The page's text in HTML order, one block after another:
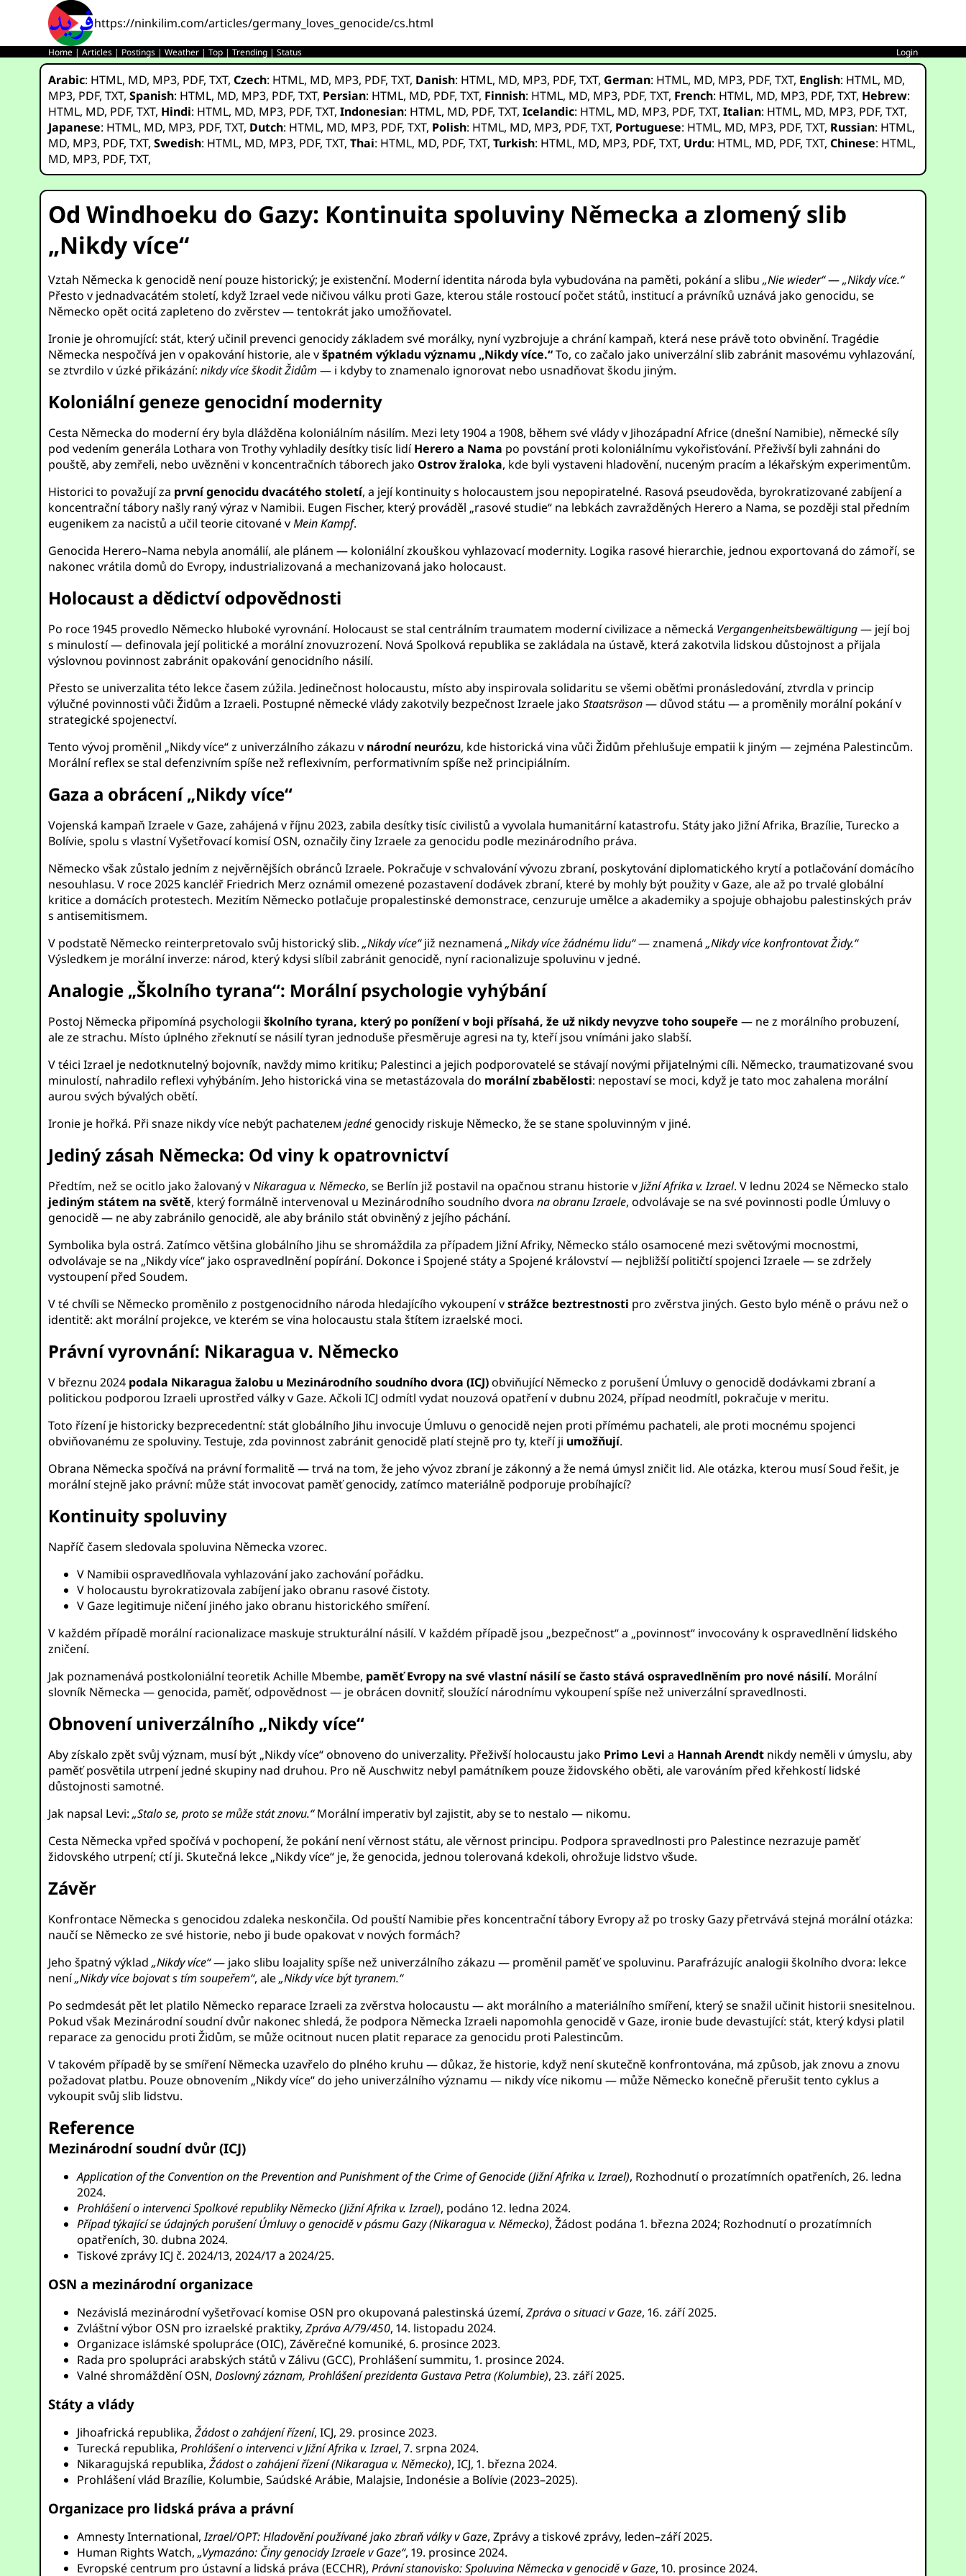
https://ninkilim.com/articles/germany_loves_genocide/cs.html
Home |Articles | Postings |Weather |Top |Trending |Status Login
Arabic: HTML, MD, MP3, PDF,TXT,Czech: HTML, MD, MP3, PDF,TXT, Danish: HTML, MD, MP3, PDF,TXT, German: HTML, MD, MP3, PDF,TXT, English: HTML, MD,
MP3, PDF,TXT,Spanish: HTML, MD, MP3, PDF,TXT, Persian: HTML, MD, PDF,TXT, Finnish: HTML, MD, MP3, PDF,TXT, French: HTML, MD, MP3, PDF,TXT, Hebrew:
HTML, MD, PDF,TXT, Hindi: HTML, MD, MP3, PDF,TXT,Indonesian: HTML, MD, PDF,TXT,Icelandic: HTML, MD, MP3, PDF,TXT,Italian: HTML, MD, MP3, PDF,TXT,
Japanese: HTML, MD, MP3, PDF,TXT, Dutch: HTML, MD, MP3, PDF,TXT, Polish: HTML, MD, MP3, PDF,TXT, Portuguese: HTML, MD, MP3, PDF,TXT, Russian: HTML,
MD, MP3, PDF,TXT,Swedish: HTML, MD, MP3, PDF,TXT,Thai: HTML, MD, PDF,TXT,Turkish: HTML, MD, MP3, PDF,TXT, Urdu: HTML, MD, PDF,TXT,Chinese: HTML,
MD, MP3, PDF,TXT,
Od Windhoeku do Gazy: Kontinuita spoluviny Německa a zlomený slib
„Nikdy více“
Vztah Německa k genocidě není pouze historický; je existenční. Moderní identita národa byla vybudována na paměti, pokání a slibu„Nie wieder“—„Nikdy více.“
Přesto v jednadvacátém století, když Izrael vede ničivou válku proti Gaze, kterou stále rostoucí počet států, institucí a právníků uznává jako genocidu, se
Německo opět ocitá zapleteno do zvěrstev — tentokrát jako umožňovatel.
Ironie je ohromující: stát, který učinil prevenci genocidy základem své morálky, nyní vyzbrojuje a chrání kampaň, která nese právě toto obvinění. Tragédie
Německa nespočívá jen v opakování historie, ale všpatném výkladu významu „Nikdy více.“To, co začalo jako univerzální slib zabránit masovému vyhlazování,
se ztvrdilo v úzké přikázání:nikdy více škodit Židům — i kdyby to znamenalo ignorovat nebo usnadňovat škodu jiným.
Koloniální geneze genocidní modernity
Cesta Německa do moderní éry byla dlážděna koloniálním násilím. Mezi lety 1904 a 1908, během své vlády v Jihozápadní Africe (dnešní Namibie), německé síly
pod vedením generála Lothara von Trothy vyhladily desítky tisíc lidíHerero a Nama po povstání proti koloniálnímu vykořisťování. Přeživší byli zahnáni do
pouště, aby zemřeli, nebo uvězněni v koncentračních táborech jakoOstrov žraloka, kde byli vystaveni hladovění, nuceným pracím a lékařským experimentům.
Historici to považují za první genocidu dvacátého století, a její kontinuity s holocaustem jsou nepopiratelné. Rasová pseudověda, byrokratizované zabíjení a
koncentrační tábory našly raný výraz v Namibii. Eugen Fischer, který prováděl „rasové studie“ na lebkách zavražděných Herero a Nama, se později stal předním
eugenikem za nacistů a učil teorie citované vMein Kampf.
Genocida Herero–Nama nebyla anomálií, ale plánem — koloniální zkouškou vyhlazovací modernity. Logika rasové hierarchie, jednou exportovaná do zámoří, se
nakonec vrátila domů do Evropy, industrializovaná a mechanizovaná jako holocaust.
Holocaust a dědictví odpovědnosti
Po roce 1945 provedlo Německo hluboké vyrovnání. Holocaust se stal centrálním traumatem moderní civilizace a německá Vergangenheitsbewältigung— její boj
s minulostí — definovala její politické a morální znovuzrození. Nová Spolková republika se zakládala na ústavě, která zakotvila lidskou důstojnost a přijala
výslovnou povinnost zabránit opakování genocidního násilí.
Přesto se univerzalita této lekce časem zúžila. Jedinečnost holocaustu, místo aby inspirovala solidaritu se všemi oběťmi pronásledování, ztvrdla v princip
výlučné povinnosti vůči Židům a Izraeli. Postupné německé vlády zakotvily bezpečnost Izraele jakoStaatsräson— důvod státu — a proměnily morální pokání v
strategické spojenectví.
Tento vývoj proměnil „Nikdy více“ z univerzálního zákazu v národní neurózu, kde historická vina vůči Židům přehlušuje empatii k jiným — zejména Palestincům.
Morální reflex se stal defenzivním spíše než reflexivním, performativním spíše než principiálním.
Gaza a obrácení „Nikdy více“
Vojenská kampaň Izraele v Gaze, zahájená v říjnu 2023, zabila desítky tisíc civilistů a vyvolala humanitární katastrofu. Státy jako Jižní Afrika, Brazílie, Turecko a
Bolívie, spolu s vlastní Vyšetřovací komisí OSN, označily činy Izraele za genocidu podle mezinárodního práva.
Německo však zůstalo jedním z nejvěrnějších obránců Izraele. Pokračuje v schvalování vývozu zbraní, poskytování diplomatického krytí a potlačování domácího
nesouhlasu. V roce 2025 kancléř Friedrich Merz oznámil omezené pozastavení dodávek zbraní, které by mohly být použity v Gaze, ale až po trvalé globální
kritice a domácích protestech. Mezitím Německo potlačuje propalestinské demonstrace, cenzuruje umělce a akademiky a spojuje obhajobu palestinských práv
s antisemitismem.
V podstatě Německo reinterpretovalo svůj historický slib.„Nikdy více“již neznamená„Nikdy více žádnému lidu“— znamená„Nikdy více konfrontovat Židy.“
Výsledkem je morální inverze: národ, který kdysi slíbil zabránit genocidě, nyní racionalizuje spoluvinu v jedné.
Analogie „Školního tyrana“: Morální psychologie vyhýbání
Postoj Německa připomíná psychologiiškolního tyrana, který po ponížení v boji přísahá, že už nikdy nevyzve toho soupeře — ne z morálního probuzení,
ale ze strachu. Místo úplného zřeknutí se násilí tyran jednoduše přesměruje agresi na ty, kteří jsou vnímáni jako slabší.
V téici Izrael je nedotknutelný bojovník, navždy mimo kritiku; Palestinci a jejich podporovatelé se stávají novými přijatelnými cíli. Německo, traumatizované svou
minulostí, nahradilo reflexi vyhýbáním. Jeho historická vina se metastázovala do morální zbabělosti: nepostaví se moci, když je tato moc zahalena morální
aurou svých bývalých obětí.
Ironie je hořká. Při snaze nikdy více nebýt pachatелемjedné genocidy riskuje Německo, že se stane spoluvinným v jiné.
Jediný zásah Německa: Od viny k opatrovnictví
Předtím, než se ocitlo jako žalovaný vNikaragua v. Německo, se Berlín již postavil na opačnou stranu historie vJižní Afrika v. Izrael. V lednu 2024 se Německo stalo
jediným státem na světě, který formálně intervenoval u Mezinárodního soudního dvorana obranu Izraele, odvolávaje se na své povinnosti podle Úmluvy o
genocidě — ne aby zabránilo genocidě, ale aby bránilo stát obviněný z jejího páchání.
Symbolika byla ostrá. Zatímco většina globálního Jihu se shromáždila za případem Jižní Afriky, Německo stálo osamocené mezi světovými mocnostmi,
odvolávaje se na „Nikdy více“ jako ospravedlnění popírání. Dokonce i Spojené státy a Spojené království — nejbližší političtí spojenci Izraele — se zdržely
vystoupení před Soudem.
V té chvíli se Německo proměnilo z postgenocidního národa hledajícího vykoupení vstrážce beztrestnosti pro zvěrstva jiných. Gesto bylo méně o právu než o
identitě: akt morální projekce, ve kterém se vina holocaustu stala štítem izraelské moci.
Právní vyrovnání: Nikaragua v. Německo
V březnu 2024 podala Nikaragua žalobu u Mezinárodního soudního dvora (ICJ)obviňující Německo z porušení Úmluvy o genocidě dodávkami zbraní a
politickou podporou Izraeli uprostřed války v Gaze. Ačkoli ICJ odmítl vydat nouzová opatření v dubnu 2024, případ neodmítl, pokračuje v meritu.
Toto řízení je historicky bezprecedentní: stát globálního Jihu invocuje Úmluvu o genocidě nejen proti přímému pachateli, ale proti mocnému spojenci
obviňovanému ze spoluviny. Testuje, zda povinnost zabránit genocidě platí stejně pro ty, kteří ji umožňují.
Obrana Německa spočívá na právní formalitě — trvá na tom, že jeho vývoz zbraní je zákonný a že nemá úmysl zničit lid. Ale otázka, kterou musí Soud řešit, je
morální stejně jako právní: může stát invocovat paměť genocidy, zatímco materiálně podporuje probíhající?
Kontinuity spoluviny
Napříč časem sledovala spoluvina Německa vzorec.
V Namibii ospravedlňovala vyhlazování jako zachování pořádku.
V holocaustu byrokratizovala zabíjení jako obranu rasové čistoty.
V Gaze legitimuje ničení jiného jako obranu historického smíření.
V každém případě morální racionalizace maskuje strukturální násilí. V každém případě jsou „bezpečnost“ a „povinnost“ invocovány k ospravedlnění lidského
zničení.
Jak poznamenává postkoloniální teoretik Achille Mbembe, paměť Evropy na své vlastní násilí se často stává ospravedlněním pro nové násilí. Morální
slovník Německa — genocida, paměť, odpovědnost — je obrácen dovnitř, sloužící národnímu vykoupení spíše než univerzální spravedlnosti.
Obnovení univerzálního „Nikdy více“
Aby získalo zpět svůj význam, musí být „Nikdy více“ obnoveno do univerzality. Přeživší holocaustu jako Primo Levi a Hannah Arendt nikdy neměli v úmyslu, aby
paměť posvětila utrpení jedné skupiny nad druhou. Pro ně Auschwitz nebyl památníkem pouze židovského oběti, ale varováním před křehkostí lidské
důstojnosti samotné.
Jak napsal Levi:„Stalo se, proto se může stát znovu.“Morální imperativ byl zajistit, aby se to nestalo — nikomu.
Cesta Německa vpřed spočívá v pochopení, že pokání není věrnost státu, ale věrnost principu. Podpora spravedlnosti pro Palestince nezrazuje paměť
židovského utrpení; ctí ji. Skutečná lekce „Nikdy více“ je, že genocida, jednou tolerovaná kdekoli, ohrožuje lidstvo všude.
Závěr
Konfrontace Německa s genocidou zdaleka neskončila. Od pouští Namibie přes koncentrační tábory Evropy až po trosky Gazy přetrvává stejná morální otázka:
naučí se Německo ze své historie, nebo ji bude opakovat v nových formách?
Jeho špatný výklad„Nikdy více“— jako slibu loajality spíše než univerzálního zákazu — proměnil paměť ve spoluvinu. Parafrázujíc analogii školního dvora: lekce
není„Nikdy více bojovat s tím soupeřem“, ale„Nikdy více být tyranem.“
Po sedmdesát pět let platilo Německo reparace Izraeli za zvěrstva holocaustu — akt morálního a materiálního smíření, který se snažil učinit historii snesitelnou.
Pokud však Mezinárodní soudní dvůr nakonec shledá, že podpora Německa Izraeli napomohla genocidě v Gaze, ironie bude devastující: stát, který kdysi platil
reparace za genocidu proti Židům, se může ocitnout nucen platit reparace za genocidu proti Palestincům.
V takovém případě by se smíření Německa uzavřelo do plného kruhu — důkaz, že historie, když není skutečně konfrontována, má způsob, jak znovu a znovu
požadovat platbu. Pouze obnovením „Nikdy více“ do jeho univerzálního významu — nikdy více nikomu — může Německo konečně přerušit tento cyklus a
vykoupit svůj slib lidstvu.
Reference
Mezinárodní soudní dvůr (ICJ)
Application of the Convention on the Prevention and Punishment of the Crime of Genocide (Jižní Afrika v. Izrael), Rozhodnutí o prozatímních opatřeních, 26. ledna
2024.
Prohlášení o intervenci Spolkové republiky Německo (Jižní Afrika v. Izrael), podáno 12. ledna 2024.
Případ týkající se údajných porušení Úmluvy o genocidě v pásmu Gazy (Nikaragua v. Německo), Žádost podána 1. března 2024; Rozhodnutí o prozatímních
opatřeních, 30. dubna 2024.
Tiskové zprávy ICJ č. 2024/13, 2024/17 a 2024/25.
OSN a mezinárodní organizace
Nezávislá mezinárodní vyšetřovací komise OSN pro okupovaná palestinská území,Zpráva o situaci v Gaze, 16. září 2025.
Zvláštní výbor OSN pro izraelské praktiky,Zpráva A/79/450, 14. listopadu 2024.
Organizace islámské spolupráce (OIC), Závěrečné komuniké, 6. prosince 2023.
Rada pro spolupráci arabských států v Zálivu (GCC), Prohlášení summitu, 1. prosince 2024.
Valné shromáždění OSN,Doslovný záznam, Prohlášení prezidenta Gustava Petra (Kolumbie), 23. září 2025.
Státy a vlády
Jihoafrická republika,Žádost o zahájení řízení, ICJ, 29. prosince 2023.
Turecká republika,Prohlášení o intervenci v Jižní Afrika v. Izrael, 7. srpna 2024.
Nikaragujská republika,Žádost o zahájení řízení (Nikaragua v. Německo), ICJ, 1. března 2024.
Prohlášení vlád Brazílie, Kolumbie, Saúdské Arábie, Malajsie, Indonésie a Bolívie (2023–2025).
Organizace pro lidská práva a právní
Amnesty International,Izrael/OPT: Hladovění používané jako zbraň války v Gaze, Zprávy a tiskové zprávy, leden–září 2025.
Human Rights Watch,„Vymazáno: Činy genocidy Izraele v Gaze“, 19. prosince 2024.
Evropské centrum pro ústavní a lidská práva (ECCHR),Právní stanovisko: Spoluvina Německa v genocidě v Gaze, 10. prosince 2024.